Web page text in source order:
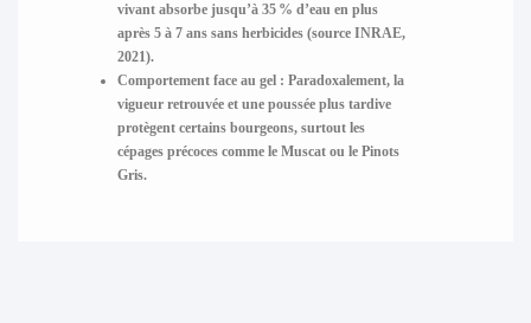
vivant absorbe jusqu’à 35 % d’eau en plus
après 5 à 7 ans sans herbicides (source INRAE,
2021).
Comportement face au gel : Paradoxalement, la
vigueur retrouvée et une poussée plus tardive
protègent certains bourgeons, surtout les
cépages précoces comme le Muscat ou le Pinots
Gris.